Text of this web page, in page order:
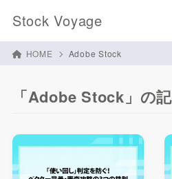
Stock Voyage
HOME Adobe Stock
「Adobe Stock」の